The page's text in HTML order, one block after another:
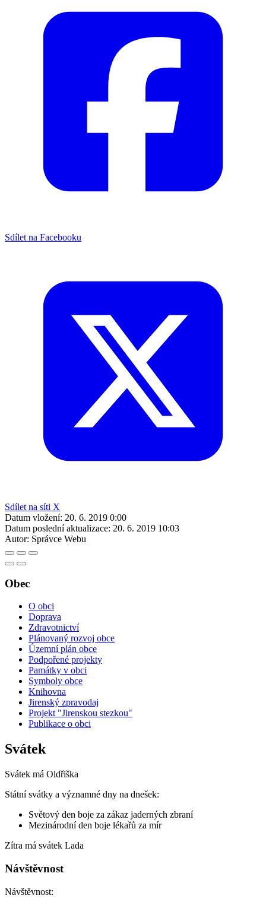
Sdílet na Facebooku
Sdílet na síti X
Datum vložení: 20. 6. 2019 0:00
Datum poslední aktualizace: 20. 6. 2019 10:03
Autor: Správce Webu
Obec
O obci
Doprava
Zdravotnictví
Plánovaný rozvoj obce
Územní plán obce
Podpořené projekty
Památky v obci
Symboly obce
Knihovna
Jirenský zpravodaj
Projekt "Jirenskou stezkou"
Publikace o obci
Svátek
Svátek má Oldřiška
Státní svátky a významné dny na dnešek:
Světový den boje za zákaz jaderných zbraní
Mezinárodní den boje lékařů za mír
Zítra má svátek Lada
Návštěvnost
Návštěvnost: